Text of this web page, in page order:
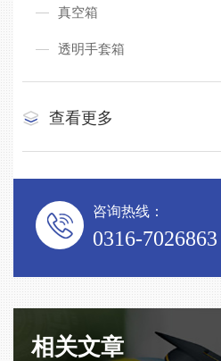
真空箱
透明手套箱
查看更多
咨询热线：
0316-7026863
相关文章